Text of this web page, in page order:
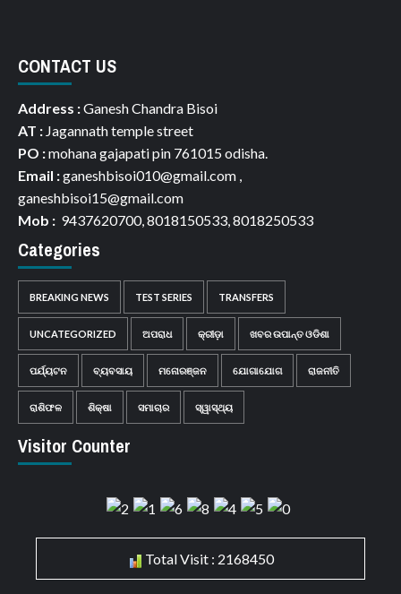
CONTACT US
Address :Ganesh Chandra Bisoi
AT : Jagannath temple street
PO :mohana gajapati pin 761015 odisha.
Email :ganeshbisoi010@gmail.com ,
ganeshbisoi15@gmail.com
Mob : 9437620700, 8018150533, 8018250533
Categories
BREAKING NEWS TEST SERIES TRANSFERS
UNCATEGORIZED ଅପରାଧ କ୍ରୀଡ଼ା ଖବର ଉପାନ୍ତ ଓଡିଶା
ପର୍ଯ୍ୟଟନ ବ୍ୟବସାୟ ମନୋରଞ୍ଜନ ଯୋଗାଯୋଗ ରାଜନୀତି
ରାଶିଫଳ ଶିକ୍ଷା ସମାଚାର ସ୍ୱାସ୍ଥ୍ୟ
Visitor Counter
Total Visit : 2168450